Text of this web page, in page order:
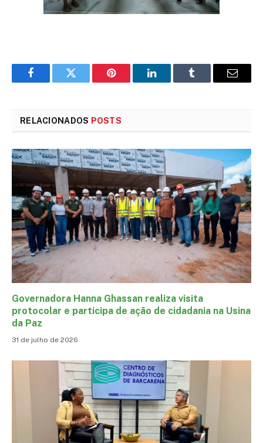
FacebookTwitter Pinterest LinkedInTumblr
E-
RELACIONADOS POSTS
Governadora Hanna Ghassan realiza visita
protocolar e participa de ação de cidadania na Usina
da Paz
31 de julho de 2026